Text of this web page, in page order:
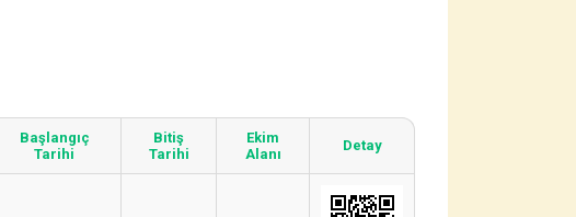
Başlangıç
Tarihi
Bitiş
Tarihi
Ekim
Alanı
Detay